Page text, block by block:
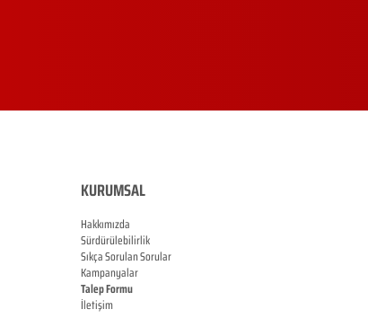
KURUMSAL
Hakkımızda
Sürdürülebilirlik
Sıkça Sorulan Sorular
Kampanyalar
Talep Formu
İletişim